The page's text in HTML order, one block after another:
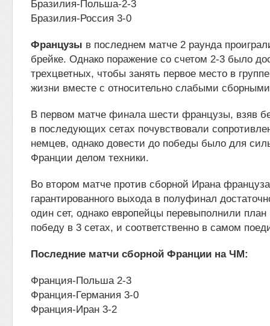
Бразилия-Польша-2-3
Бразилия-Россия 3-0
Французы в последнем матче 2 раунда
брейке. Однако поражение со счетом 2-3 было
трехцветных, чтобы занять первое место в
жизни вместе с относительно слабыми
В первом матче финала шести французы, взяв
в последующих сетах почувствовали
немцев, однако довести до победы было для
Франции делом техники.
Во втором матче против сборной Ирана
гарантированного выхода в полуфинал
один сет, однако европейцы перевыполнили
победу в 3 сетах, и соответственно в самом
Последние матчи сборной Франции на ЧМ:
Франция-Польша 2-3
Франция-Германия 3-0
Франция-Иран 3-2